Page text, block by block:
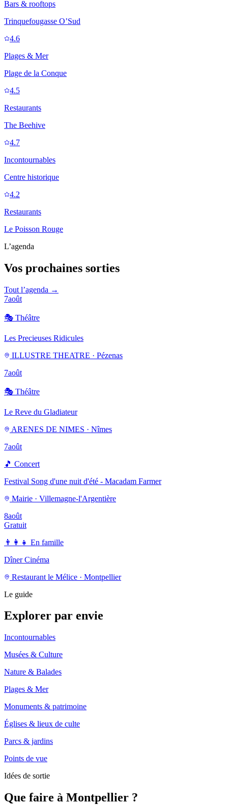
Bars & rooftops
Trinquefougasse O’Sud
4.6
Plages & Mer
Plage de la Conque
4.5
Restaurants
The Beehive
4.7
Incontournables
Centre historique
4.2
Restaurants
Le Poisson Rouge
L’agenda
Vos prochaines sorties
Tout l’agenda →
7août
🎭 Théâtre
Les Precieuses Ridicules
ILLUSTRE THEATRE · Pézenas
7août
🎭 Théâtre
Le Reve du Gladiateur
ARENES DE NIMES · Nîmes
7août
🎵 Concert
Festival Song d'une nuit d'été - Macadam Farmer
Mairie · Villemagne-l'Argentière
8août
Gratuit
👨‍👩‍👧 En famille
Dîner Cinéma
Restaurant le Mélice · Montpellier
Le guide
Explorer par envie
Incontournables
Musées & Culture
Nature & Balades
Plages & Mer
Monuments & patrimoine
Églises & lieux de culte
Parcs & jardins
Points de vue
Idées de sortie
Que faire à Montpellier ?